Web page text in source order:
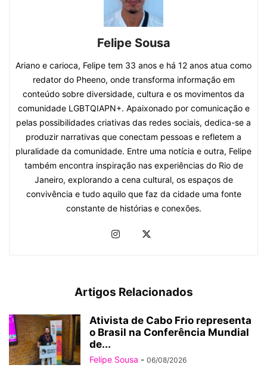
Felipe Sousa
Ariano e carioca, Felipe tem 33 anos e há 12 anos atua como
redator do Pheeno, onde transforma informação em
conteúdo sobre diversidade, cultura e os movimentos da
comunidade LGBTQIAPN+. Apaixonado por comunicação e
pelas possibilidades criativas das redes sociais, dedica-se a
produzir narrativas que conectam pessoas e refletem a
pluralidade da comunidade. Entre uma notícia e outra, Felipe
também encontra inspiração nas experiências do Rio de
Janeiro, explorando a cena cultural, os espaços de
convivência e tudo aquilo que faz da cidade uma fonte
constante de histórias e conexões.
Artigos Relacionados
Ativista de Cabo Frio representa
o Brasil na Conferência Mundial
de...
Felipe Sousa - 06/08/2026